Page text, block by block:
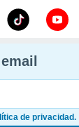
de privacidad.